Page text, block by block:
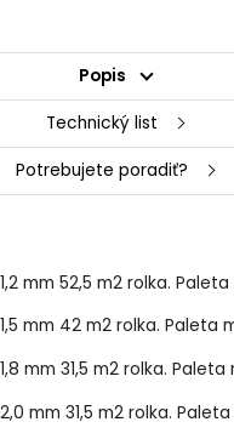
Popis
Technický list
Potrebujete poradiť?
1,2 mm 52,5 m2 rolka.
1,5 mm 42 m2 rolka. Paleta
1,8 mm 31,5 m2 rolka.
2,0 mm 31,5 m2 rolka.